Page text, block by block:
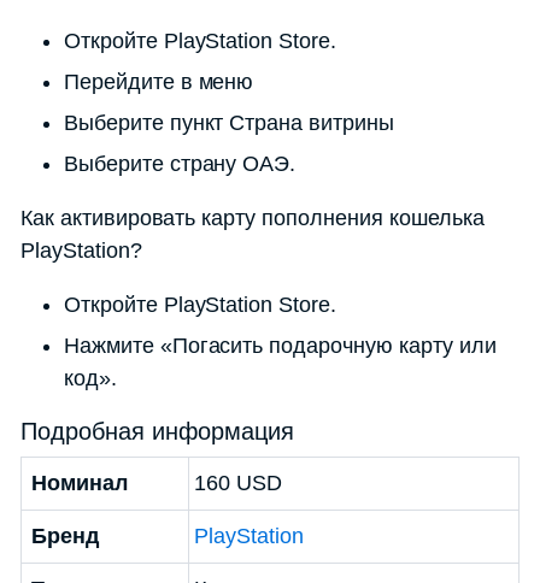
Откройте PlayStation Store.
Перейдите в меню
Выберите пункт Страна витрины
Выберите страну ОАЭ.
Как активировать карту пополнения кошелька
PlayStation?
Откройте PlayStation Store.
Нажмите «Погасить подарочную карту или
код».
Подробная информация
Номинал 160 USD
Бренд PlayStation